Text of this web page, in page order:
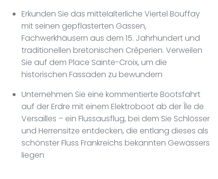
Erkunden Sie das mittelalterliche Viertel Bouffay
mit seinen gepflasterten Gassen,
Fachwerkhäusern aus dem 15. Jahrhundert und
traditionellen bretonischen Crêperien. Verweilen
Sie auf dem Place Sainte-Croix, um die
historischen Fassaden zu bewundern
Unternehmen Sie eine kommentierte Bootsfahrt
auf der Erdre mit einem Elektroboot ab der Île de
Versailles – ein Flussausflug, bei dem Sie Schlösser
und Herrensitze entdecken, die entlang dieses als
schönster Fluss Frankreichs bekannten Gewässers
liegen